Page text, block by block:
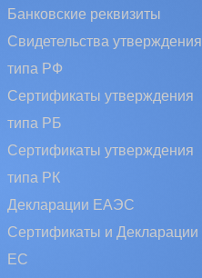
Банковские реквизиты
Свидетельства утверждения
типа РФ
Сертификаты утверждения
типа РБ
Сертификаты утверждения
типа РК
Декларации ЕАЭС
Сертификаты и Декларации
EC